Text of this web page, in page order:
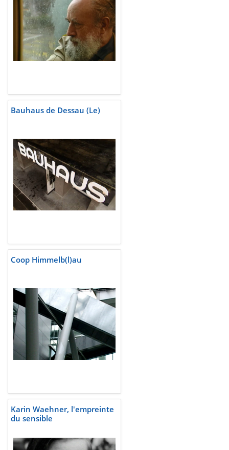
Bauhaus de Dessau (Le)
Coop Himmelb(l)au
Karin Waehner, l'empreinte
du sensible